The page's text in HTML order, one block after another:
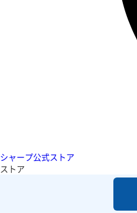
シャープ公式ストア
ストア